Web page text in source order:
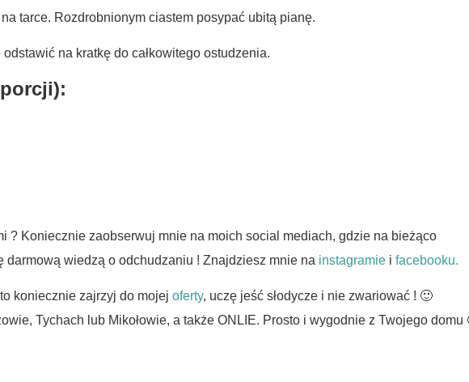
tarce. Rozdrobnionym ciastem posypać ubitą pianę.
na kratkę do całkowitego ostudzenia.
? Koniecznie zaobserwuj mnie na moich social mediach, gdzie na bieżąco
wiedzą o odchudzaniu ! Znajdziesz mnie na instagramie i facebooku.
koniecznie zajrzyj do mojej oferty, uczę jeść słodycze i nie zwariować ! 🙂
Tychach lub Mikołowie, a także ONLIE. Prosto i wygodnie z Twojego domu